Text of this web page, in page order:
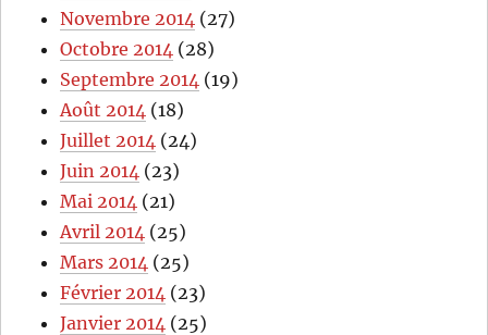
Novembre 2014 (27)
Octobre 2014 (28)
Septembre 2014 (19)
Août 2014 (18)
Juillet 2014 (24)
Juin 2014 (23)
Mai 2014 (21)
Avril 2014 (25)
Mars 2014 (25)
Février 2014 (23)
Janvier 2014 (25)